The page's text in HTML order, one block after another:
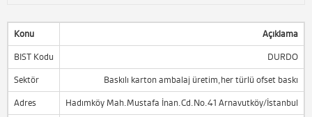
Konu Açıklama
BIST Kodu DURDO
Sektör Baskılı karton ambalaj üretim,her türlü ofset baskı
Adres Hadımköy Mah.Mustafa İnan.Cd.No.41 Arnavutköy/İstanbul